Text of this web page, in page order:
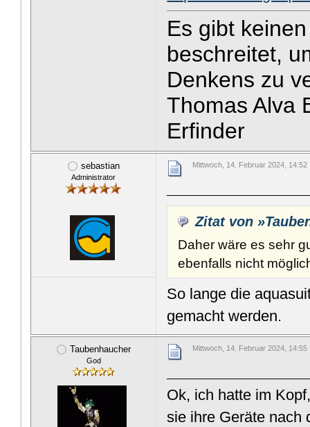
Es gibt
beschreitet,
Denkens zu
Thomas Alva
Erfinder
sebastian
Administrator
Mittwoch, 14. Februar 2024, 14:52
Zitat von
Daher wäre es sehr
ebenfalls nicht
So lange die
gemacht werden.
Taubenhaucher
God
Mittwoch, 14. Februar 2024, 14:55
Ok, ich hatte im
sie ihre Geräte nach